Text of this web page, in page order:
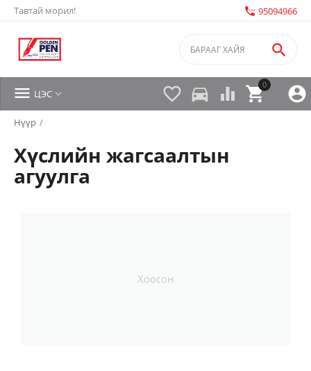
Тавтай морил! settings_phone 95094966


0

 directions_car 
 ЦЭС 
Нүүр /
Хүслийн жагсаалтын
агуулга
Хоосон